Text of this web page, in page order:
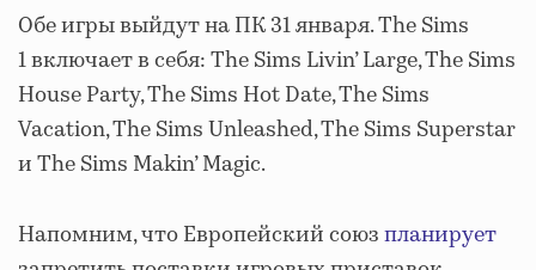
Обе игры выйдут на ПК 31 января. The Sims
1 включает в себя: The Sims Livin’ Large, The Sims
House Party, The Sims Hot Date, The Sims
Vacation, The Sims Unleashed, The Sims Superstar
и The Sims Makin’ Magic.
Напомним, что Европейский союзпланирует